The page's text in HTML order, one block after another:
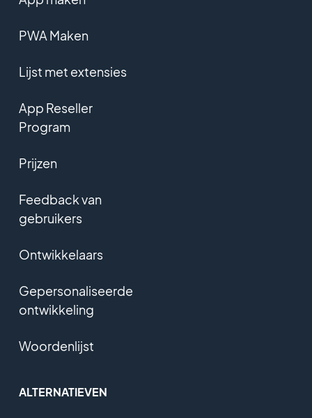
PWA Maken
Lijst met extensies
App Reseller
Program
Prijzen
Feedback van
gebruikers
Ontwikkelaars
Gepersonaliseerde
ontwikkeling
Woordenlijst
ALTERNATIEVEN